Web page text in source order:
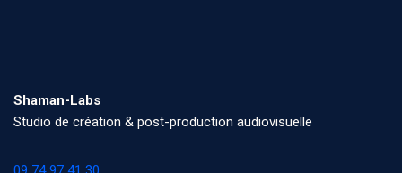
Shaman-Labs
Studio de création & post-production audiovisuelle